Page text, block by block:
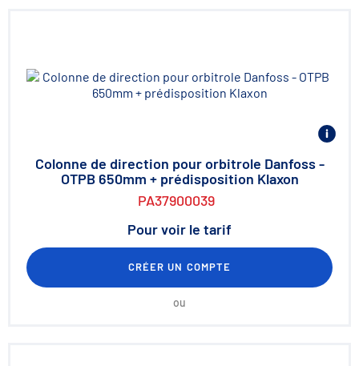
Colonne de direction pour orbitrole Danfoss -
OTPB 650mm + prédisposition Klaxon
PA37900039
Pour voir le tarif
CRÉER UN COMPTE
ou